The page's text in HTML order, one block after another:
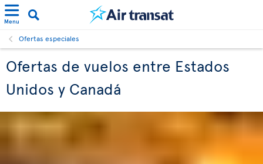
Menu
Ofertas especiales
Ofertas de vuelos entre Estados
Unidos y Canadá